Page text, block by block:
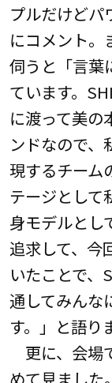
プルだけどパ
にコメント。
伺うと「言葉
ています。
に渡って美の
ンドなので、
現するチーム
テージとして
身モデルとし
追求して、今
いたことで、
通してみんな
す。」と語り
更に、会場
めて見ました